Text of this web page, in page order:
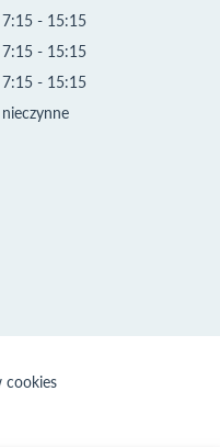
7:15 - 15:15
7:15 - 15:15
7:15 - 15:15
nieczynne
cookies